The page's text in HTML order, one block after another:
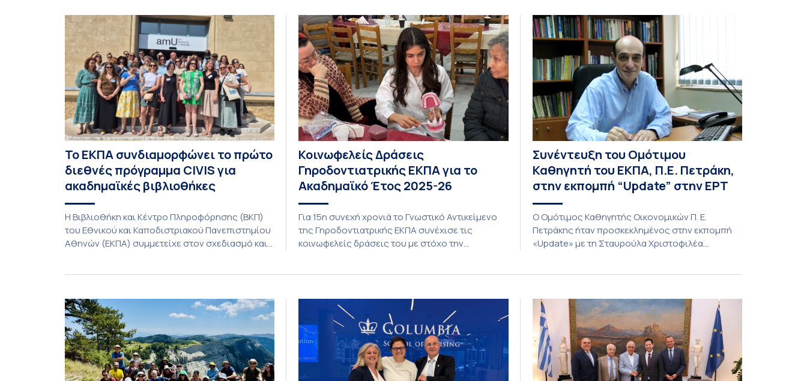
Το ΕΚΠΑ συνδιαμορφώνει το πρώτο
διεθνές πρόγραμμα CIVIS για
ακαδημαϊκές βιβλιοθήκες
Η Βιβλιοθήκη και Κέντρο Πληροφόρησης (ΒΚΠ)
του Εθνικού και Καποδιστριακού Πανεπιστημίου
Αθηνών (ΕΚΠΑ) συμμετείχε στον σχεδιασμό και
οποίο πραγματοποιήθηκε με διαδικτυακές και
δια ζώσης εκπαιδευτικές δράσεις από τις 3
Ιουνίου έως τις 10 Ιουλίου 2026. Το πρόγραμμα
αποτελεί […]
Κοινωφελείς Δράσεις
Γηροδοντιατρικής ΕΚΠΑ για το
Ακαδημαϊκό Έτος 2025-26
Για 15η συνεχή χρονιά το Γνωστικό Αντικείμενο
της Γηροδοντιατρικής ΕΚΠΑ συνέχισε τις
κοινωφελείς δράσεις του με στόχο την
μάθημα της Γηροδοντιατρικής 10ου εξαμήνου,
περιλάμβανε εκπαιδευτικές δραστηριότητες στο
Γηροκομείο-Πτωχοκομείο Αθηνών, στο
Οδοντιατρικό Τμήμα/Μονάδα ΑΜΕΑ Ενηλίκων
Ασκληπιείου Βούλας, στο Κέντρο Γηριατρικής […]
Συνέντευξη του Ομότιμου
Καθηγητή του ΕΚΠΑ, Π.Ε. Πετράκη,
στην εκπομπή “Update” στην ΕΡΤ
O Ομότιμος Καθηγητής Οικονομικών Π. Ε.
Πετράκης ήταν προσκεκλημένος στην εκπομπή
«Update» με τη Σταυρούλα Χριστοφιλέα
πόλεμο ΗΠΑ – Ιράν, καθώς και για τη διακύμανση
των τιμών στα καύσιμα. Για να δείτε τη
συνέντευξη, πατήστε εδώ.